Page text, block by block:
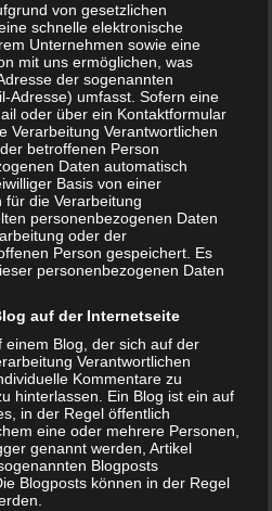
– was kann ich tun?
– schädlich?
von gesetzlichen
schnelle elektronische
Unternehmen sowie eine
mit uns ermöglichen, was
der sogenannten
Adresse) umfasst. Sofern eine
oder über ein Kontaktformular
Verarbeitung Verantwortlichen
betroffenen Person
Daten automatisch
Basis von einer
die Verarbeitung
personenbezogenen Daten
oder der
Person gespeichert. Es
personenbezogenen Daten
auf der Internetseite
Blog, der sich auf der
Verantwortlichen
Kommentare zu
hinterlassen. Ein Blog ist ein auf
in der Regel öffentlich
eine oder mehrere Personen,
genannt werden, Artikel
Blogposts
Blogposts können in der Regel